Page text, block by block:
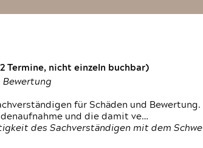
Termine, nicht einzeln buchbar)
Bewertung
für Schäden und Bewertung.
und die damit ve…
des Sachverständigen mit dem